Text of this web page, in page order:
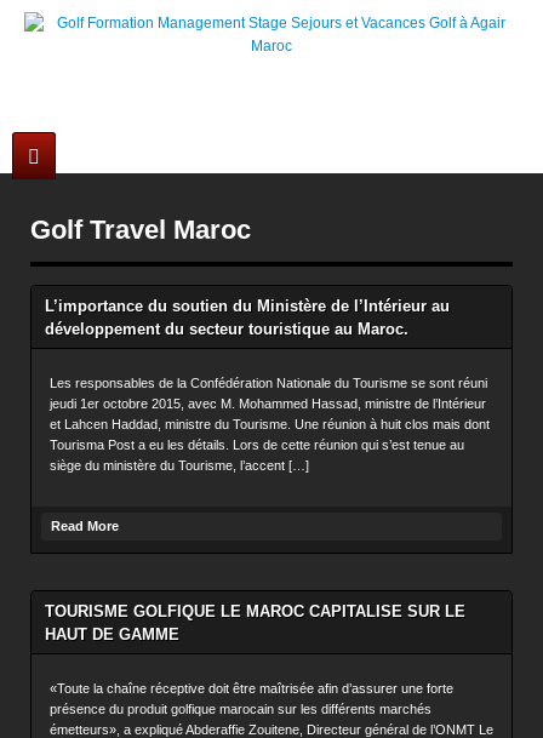
Golf Travel Maroc
L’importance du soutien du Ministère de l’Intérieur au
développement du secteur touristique au Maroc.
Les responsables de la Confédération Nationale du Tourisme se sont réuni
jeudi 1er octobre 2015, avec M. Mohammed Hassad, ministre de l’Intérieur
et Lahcen Haddad, ministre du Tourisme. Une réunion à huit clos mais dont
Tourisma Post a eu les détails. Lors de cette réunion qui s’est tenue au
siège du ministère du Tourisme, l’accent […]
Read More
TOURISME GOLFIQUE LE MAROC CAPITALISE SUR LE
HAUT DE GAMME
«Toute la chaîne réceptive doit être maîtrisée afin d’assurer une forte
présence du produit golfique marocain sur les différents marchés
émetteurs», a expliqué Abderaffie Zouitene, Directeur général de l’ONMT Le